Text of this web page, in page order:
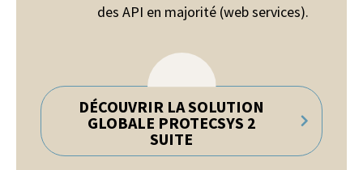
des API en majorité (web services).
DÉCOUVRIR LA SOLUTION
GLOBALE PROTECSYS 2
SUITE